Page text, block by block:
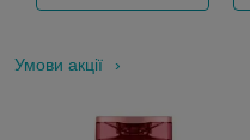
Умови акції